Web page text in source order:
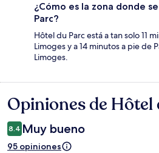
¿Cómo es la zona donde
Parc?
Hôtel du Parc está a tan solo 11
Limoges y a 14 minutos a pie de
Limoges.
Opiniones
Opiniones de Hôtel
8.4 Muy bueno
95 opiniones